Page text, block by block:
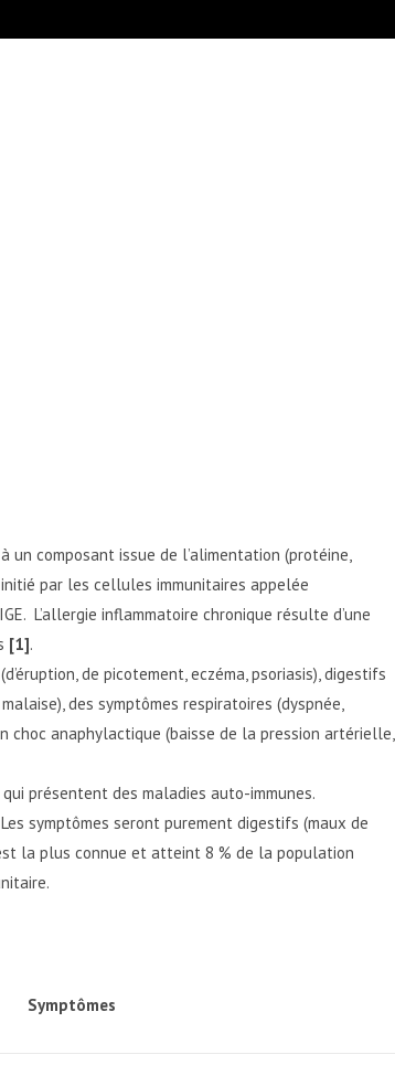
un composant issue de l’alimentation (protéine,
par les cellules immunitaires appelée
L’allergie inflammatoire chronique résulte d’une
[1].
de picotement, eczéma, psoriasis), digestifs
des symptômes respiratoires (dyspnée,
anaphylactique (baisse de la pression artérielle,
présentent des maladies auto-immunes.
symptômes seront purement digestifs (maux de
la plus connue et atteint 8 % de la population
Symptômes